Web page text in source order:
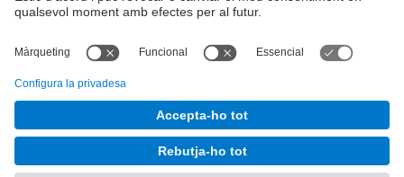
Configuració de privadesa